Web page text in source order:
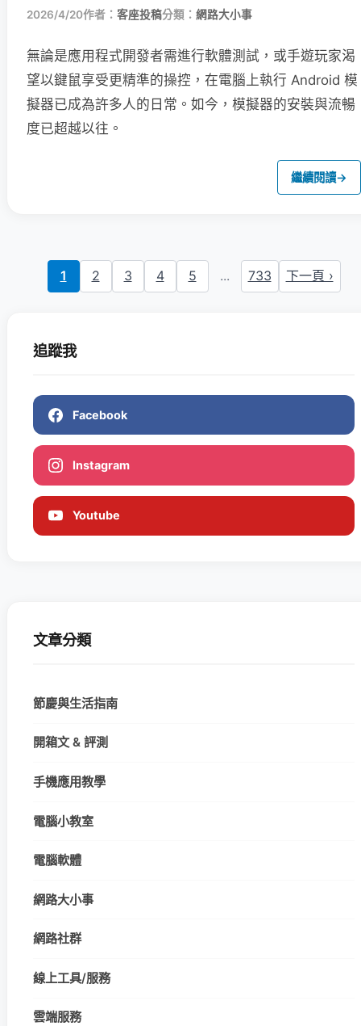
2026/4/20作者： 客座投稿分類： 網路大小事
無論是應用程式開發者需進行軟體測試，或手遊玩家渴
望以鍵鼠享受更精準的操控，在電腦上執行 Android 模
擬器已成為許多人的日常。如今，模擬器的安裝與流暢
度已超越以往。
繼續閱讀→
1 2 3 4 5 ... 733 下一頁 ›
追蹤我
Facebook
Instagram
Youtube
文章分類
節慶與生活指南
開箱文 & 評測
手機應用教學
電腦小教室
電腦軟體
網路大小事
網路社群
線上工具/服務
雲端服務